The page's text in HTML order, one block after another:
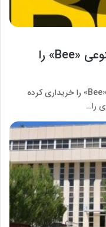
«آمازون» استارت‌آپ هوش مصنوعی «Bee» را
شرکت «آمازون»، استارت‌آپ هوش مصنوعی «Bee» را خریداری کرده
را…